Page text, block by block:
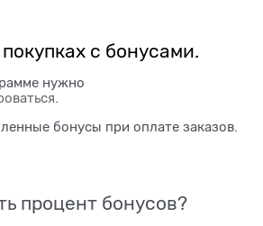
с бонусами.
нужно
бонусы при оплате заказов.
процент бонусов?